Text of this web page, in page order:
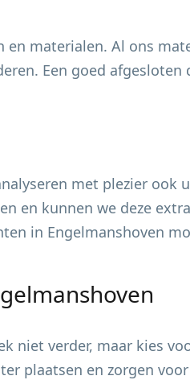
materialen. Al ons
Een goed
met plezier ook
en kunnen we deze
in Engelmanshoven
niet verder, maar kies
plaatsen en zorgen